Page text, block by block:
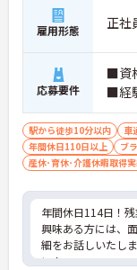
雇用形態 正社
応募要件
■資
■経
駅から徒歩10分以内 車
年間休日110日以上
ブ
産休･育休･介護休暇取得
年間休日114日！
興味ある方には、
細をお話しいたし
い！